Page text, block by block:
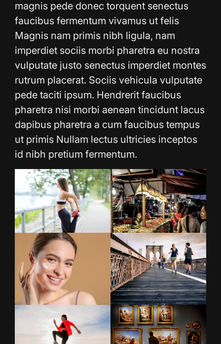
magnis pede donec torquent senectus
faucibus fermentum vivamus ut felis
Magnis nam primis nibh ligula, nam
imperdiet sociis morbi pharetra eu nostra
vulputate justo senectus imperdiet montes
rutrum placerat. Sociis vehicula vulputate
pede taciti ipsum. Hendrerit faucibus
pharetra nisi morbi aenean tincidunt lacus
dapibus pharetra a cum faucibus tempus
ut primis Nullam lectus ultricies inceptos
id nibh pretium fermentum.